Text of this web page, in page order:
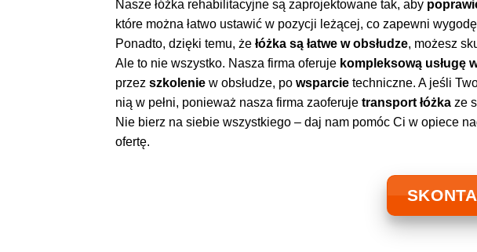
Nasze łóżka rehabilitacyjne są zaprojektowane tak, aby
które można łatwo ustawić w pozycji leżącej, co zapewni
Ponadto, dzięki temu, że łóżka są łatwe w obsłudze, możesz
Ale to nie wszystko. Nasza firma oferuje kompleksową usługę
przez szkolenie w obsłudze, po wsparcie techniczne. A jeśli
nią w pełni, ponieważ nasza firma zaoferuje transport łóżka ze
Nie bierz na siebie wszystkiego – daj nam pomóc Ci w opiece
ofertę.